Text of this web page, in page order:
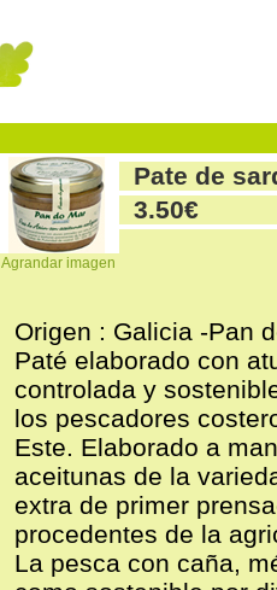
Agrandar imagen
Pate de
3.50€
Origen : Galicia -Pan
Paté elaborado con
controlada y
los pescadores
Este. Elaborado a
aceitunas de la
extra de primer
procedentes de la
La pesca con caña,